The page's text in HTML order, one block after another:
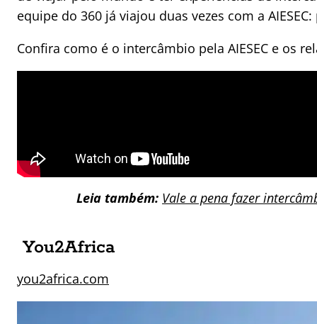
equipe do 360 já viajou duas vezes com a
Confira como é o intercâmbio pela AIESEC e os
Leia também: Vale a pena fazer
You2Africa
you2africa.com